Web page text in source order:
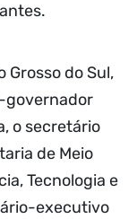
Grosso do Sul,
governador
o secretário
de Meio
Tecnologia e
executivo